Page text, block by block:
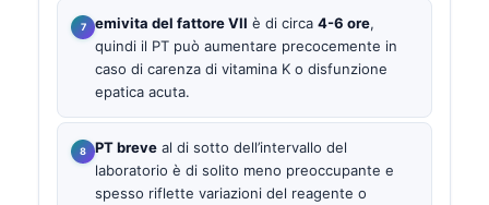
emivita del fattore VII è di circa 4-6 ore,
quindi il PT può aumentare precocemente in
caso di carenza di vitamina K o disfunzione
epatica acuta.
PT breve al di sotto dell’intervallo del
laboratorio è di solito meno preoccupante e
spesso riflette variazioni del reagente o